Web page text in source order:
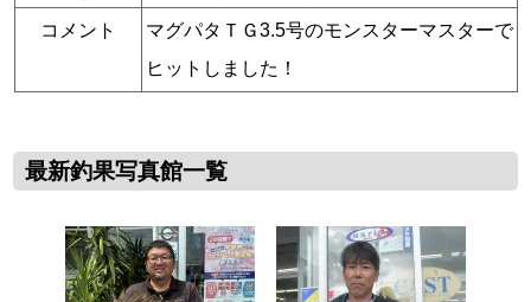
コメント
マグパタＴＧ3.5号のモンスターマスターで
ヒットしました！
最新釣果写真館一覧